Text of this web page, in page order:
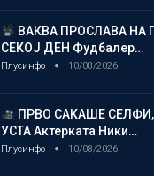
ВАКВА ПРОСЛАВА НА
СЕКОЈ ДЕН Фудбалер…
Плусинфо 10/08/2026
ПРВО САКАШЕ
УСТА Актерката Ники…
Плусинфо 10/08/2026